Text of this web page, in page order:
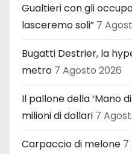
Gualtieri con gli
lasceremo soli” 7
Bugatti Destrier, la
metro 7 Agosto 2026
Il pallone della ‘Mano
milioni di dollari 7
Carpaccio di melone 7